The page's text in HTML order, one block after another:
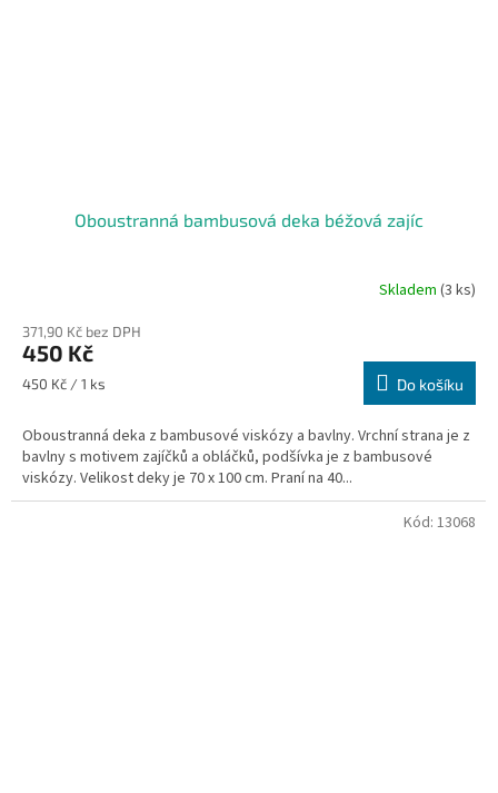
Oboustranná bambusová deka béžová zajíc
Skladem (3 ks)
371,90 Kč bez DPH
450 Kč
Měrná
450 Kč / 1 ks Do košíku
Oboustranná deka z bambusové viskózy a bavlny. Vrchní strana je z
bavlny s motivem zajíčků a obláčků, podšívka je z bambusové
viskózy. Velikost deky je 70 x 100 cm. Praní na 40...
Kód: 13068